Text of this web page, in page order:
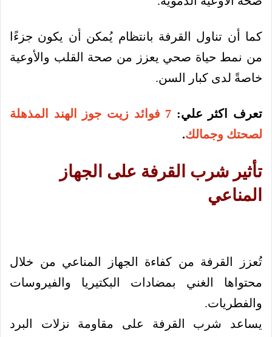
كما أن تناول القرفة بانتظام يُمكن أن يكون جزءًا
من نمط حياة صحي يعزز من صحة القلب والأوعية
خاصةً لدى كبار السن.
تعرف اكثر علي:
7 فوائد زيت جوز الهند المذهلة
لصحتك وجمالك.
تأثير شرب القرفة على الجهاز
المناعي
تُعزز القرفة من كفاءة الجهاز المناعي من خلال
محتواها الغني بمضادات البكتيريا والفيروسات
والفطريات.
يساعد شرب القرفة على مقاومة نزلات البرد